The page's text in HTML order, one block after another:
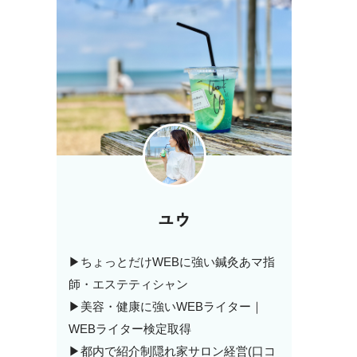
ユウ
▶ちょっとだけWEBに強い鍼灸あマ指
師・エステティシャン
▶美容・健康に強いWEBライター｜
WEBライター検定取得
▶都内で紹介制隠れ家サロン経営(口コ